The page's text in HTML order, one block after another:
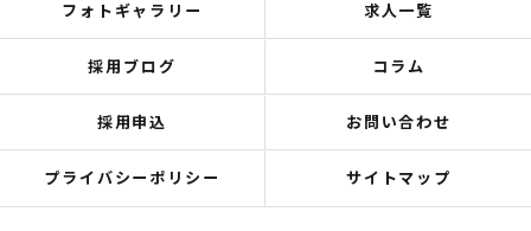
フォトギャラリー 求人一覧
採用ブログ コラム
採用申込 お問い合わせ
プライバシーポリシー サイトマップ